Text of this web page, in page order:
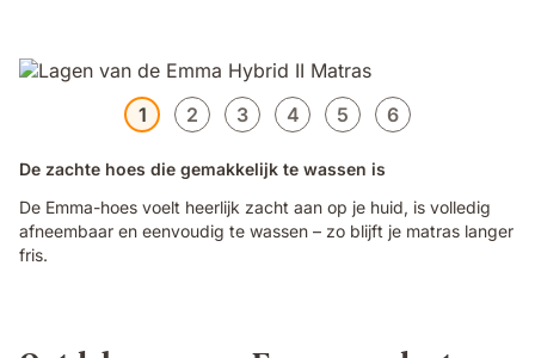
1 2 3 4 5 6
De zachte hoes die gemakkelijk te wassen is
De Emma-hoes voelt heerlijk zacht aan op je huid, is volledig
afneembaar en eenvoudig te wassen – zo blijft je matras langer
fris.